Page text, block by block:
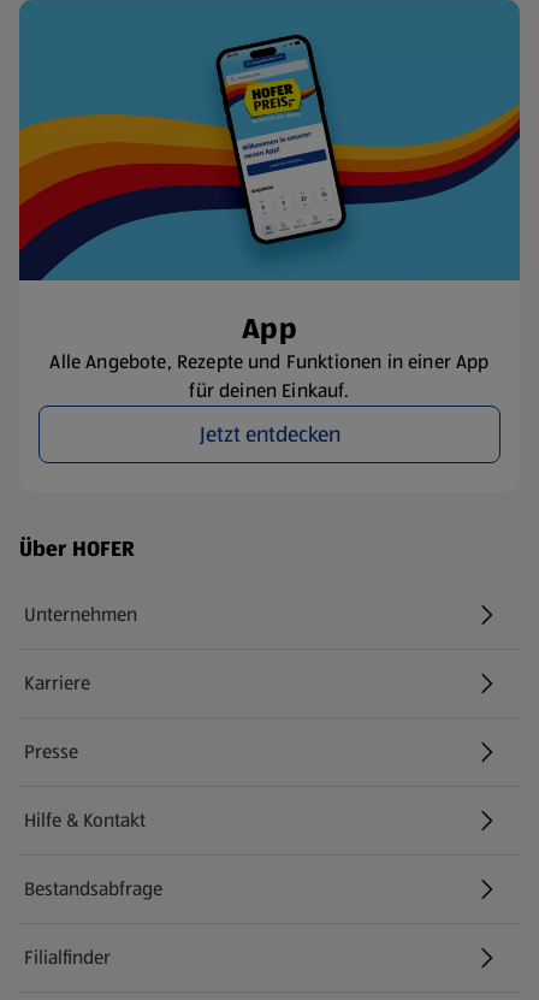
App
Alle Angebote, Rezepte und Funktionen in einer App
für deinen Einkauf.
Jetzt entdecken
Fußzeilenmenü - weitere Links
Über HOFER
Unternehmen
Karriere
(öffnet in einem neuen Tab)
Presse
Hilfe & Kontakt
(öffnet in einem neuen Tab)
Bestandsabfrage
(öffnet in einem neuen Tab)
Filialfinder